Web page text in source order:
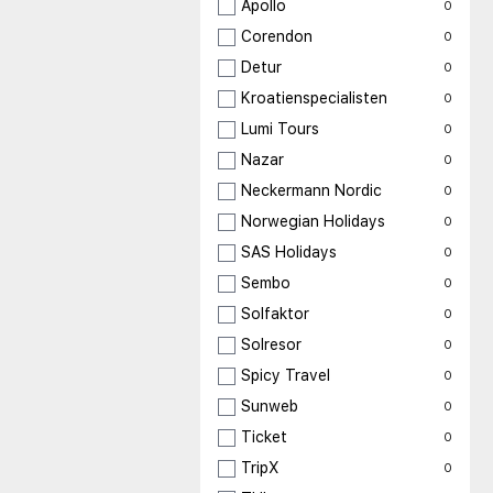
Apollo 0
Corendon 0
Detur 0
Kroatienspecialisten 0
Lumi Tours 0
Nazar 0
Neckermann Nordic 0
Norwegian Holidays 0
SAS Holidays 0
Sembo 0
Solfaktor 0
Solresor 0
Spicy Travel 0
Sunweb 0
Ticket 0
TripX 0